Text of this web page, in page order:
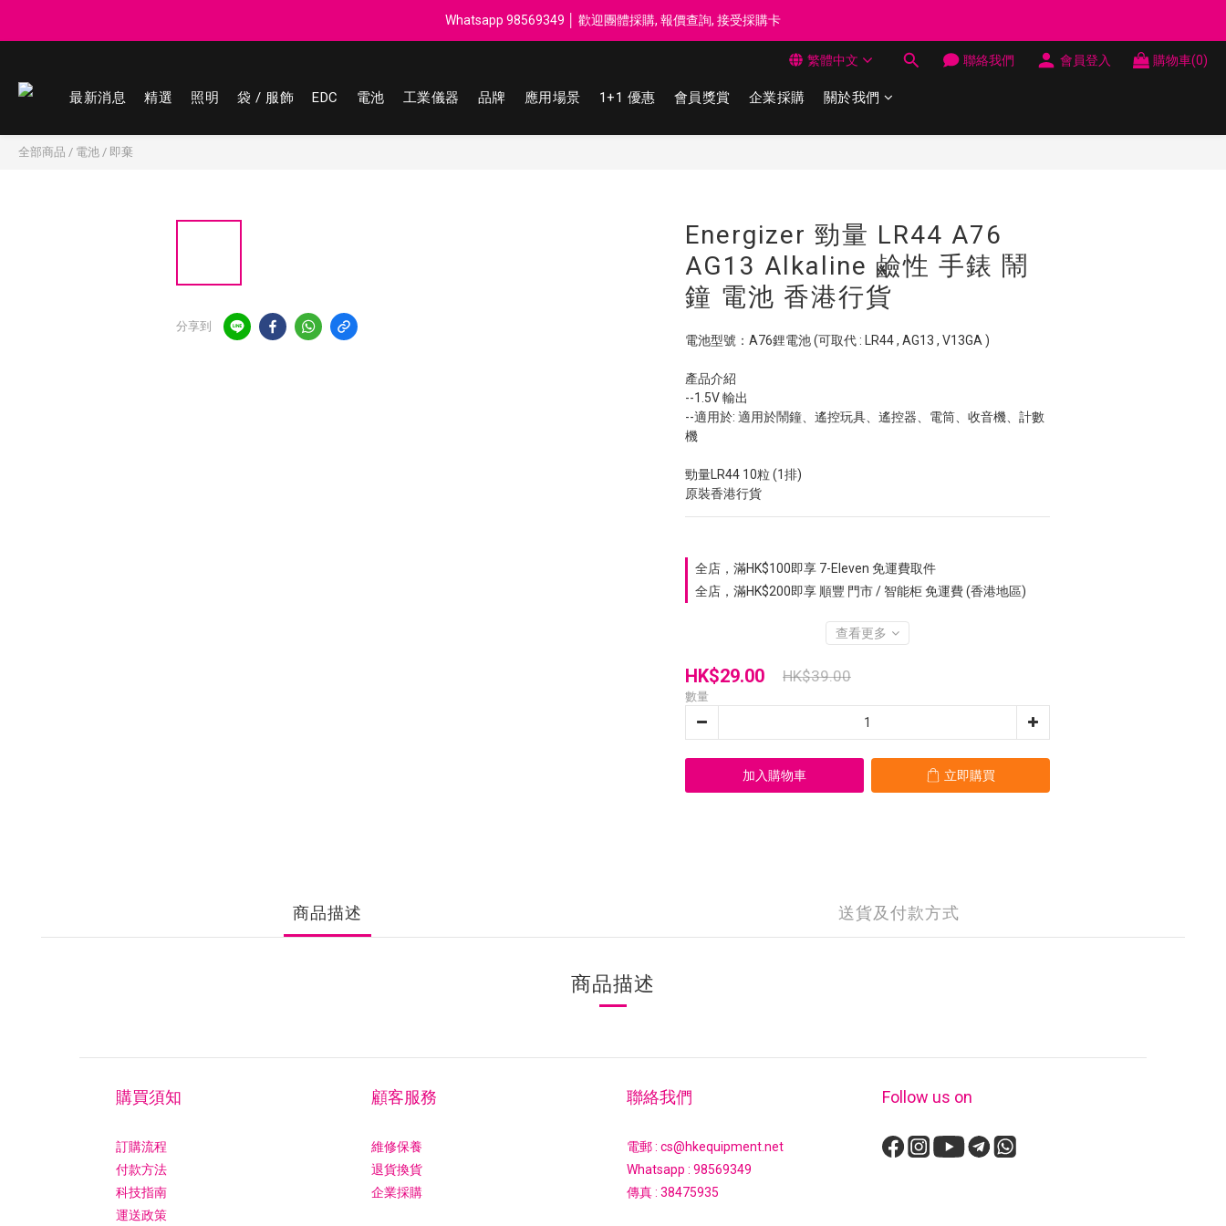
登記會員享每$50回贈$1 │ 滿HK$899 送 N-rit Campack Towel 吸汗毛巾 韓國制 送完即止
Whatsapp 98569349 │ 歡迎團體採購, 報價查詢, 接受採購卡
登記會員享每$50回贈$1 │ 滿HK$899 送 N-rit Campack Towel 吸汗毛巾 韓國制 送完即止
繁體中文 聯絡我們 會員登入 購物車(0)
最新消息 精選 照明 袋 / 服飾 EDC 電池 工業儀器 品牌 應用場景 1+1 優惠 會員獎賞 企業採購 關於我們
全部商品 / 電池 / 即棄
分享到
Energizer 勁量 LR44 A76
AG13 Alkaline 鹼性 手錶 鬧
鐘 電池 香港行貨
電池型號：A76鋰電池 (可取代 : LR44 , AG13 , V13GA )
產品介紹
--1.5V 輸出
--適用於: 適用於鬧鐘、遙控玩具、遙控器、電筒、收音機、計數
機
勁量LR44 10粒 (1排)
原裝香港行貨
全店，滿HK$100即享 7-Eleven 免運費取件
全店，滿HK$200即享 順豐 門市 / 智能柜 免運費 (香港地區)
查看更多
HK$29.00 HK$39.00
數量
加入購物車 立即購買
商品描述 送貨及付款方式
商品描述
購買須知
訂購流程
付款方法
科技指南
運送政策
顧客服務
維修保養
退貨換貨
企業採購
聯絡我們
電郵 : cs@hkequipment.net
Whatsapp : 98569349
傳真 : 38475935
Follow us on